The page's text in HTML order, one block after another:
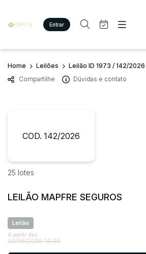
Entrar
Criar conta Entrar
Site
Agenda
Quem Somos
Imóveis
Veículos
Carros
Utilitário
Busca por palavra-chave
Bairro
Judiciais Extrajudiciais
R$
Quem Somos
Home Leilões Leilão ID 1973 / 142/2026
Compartilhe
Dúvidas e contato
COD. 142/2026
25 lotes
LEILÃO MAPFRE SEGUROS
Leilão
A partir das
03/06/2026 14:00